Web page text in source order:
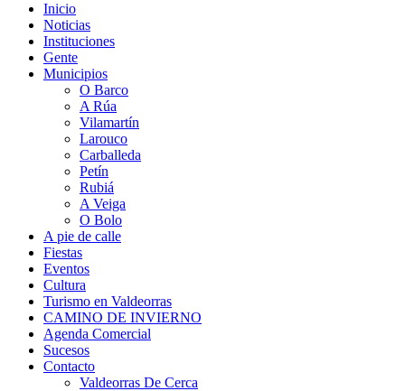
Inicio
Noticias
Instituciones
Gente
Municipios
O Barco
A Rúa
Vilamartín
Larouco
Carballeda
Petín
Rubiá
A Veiga
O Bolo
A pie de calle
Fiestas
Eventos
Cultura
Turismo en Valdeorras
CAMINO DE INVIERNO
Agenda Comercial
Sucesos
Contacto
Valdeorras De Cerca